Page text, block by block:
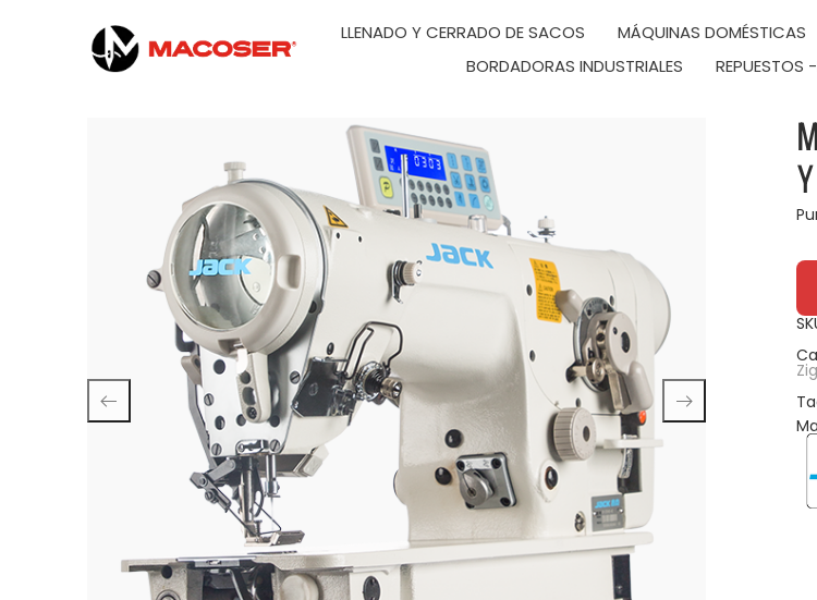
LLENADO Y CERRADO DE SACOS MÁQUINAS DOMÉSTICAS
BORDADORAS INDUSTRIALES
REPUESTOS